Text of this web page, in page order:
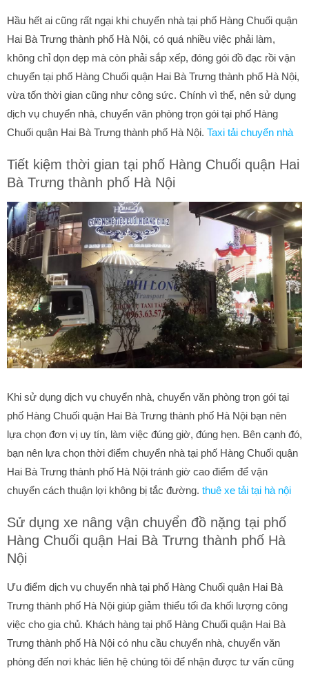
Hầu hết ai cũng rất ngại khi chuyển nhà tại phố Hàng Chuối quận
Hai Bà Trưng thành phố Hà Nội, có quá nhiều việc phải làm,
không chỉ dọn dẹp mà còn phải sắp xếp, đóng gói đồ đạc rồi vận
chuyển tại phố Hàng Chuối quận Hai Bà Trưng thành phố Hà Nội,
vừa tốn thời gian cũng như công sức. Chính vì thế, nên sử dụng
dịch vụ chuyển nhà, chuyển văn phòng trọn gói tại phố Hàng
Chuối quận Hai Bà Trưng thành phố Hà Nội. Taxi tải chuyển nhà
Tiết kiệm thời gian tại phố Hàng Chuối quận Hai
Bà Trưng thành phố Hà Nội
Khi sử dụng dịch vụ chuyển nhà, chuyển văn phòng trọn gói tại
phố Hàng Chuối quận Hai Bà Trưng thành phố Hà Nội bạn nên
lựa chọn đơn vị uy tín, làm việc đúng giờ, đúng hẹn. Bên cạnh đó,
bạn nên lựa chọn thời điểm chuyển nhà tại phố Hàng Chuối quận
Hai Bà Trưng thành phố Hà Nội tránh giờ cao điểm để vận
chuyển cách thuận lợi không bị tắc đường. thuê xe tải tại hà nội
Sử dụng xe nâng vận chuyển đồ nặng tại phố
Hàng Chuối quận Hai Bà Trưng thành phố Hà
Nội
Ưu điểm dịch vụ chuyển nhà tại phố Hàng Chuối quận Hai Bà
Trưng thành phố Hà Nội giúp giảm thiểu tối đa khối lượng công
việc cho gia chủ. Khách hàng tại phố Hàng Chuối quận Hai Bà
Trưng thành phố Hà Nội có nhu cầu chuyển nhà, chuyển văn
phòng đến nơi khác liên hệ chúng tôi để nhận được tư vấn cũng